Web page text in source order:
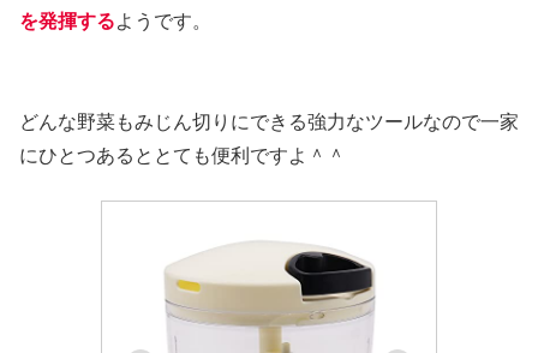
を発揮するようです。
どんな野菜もみじん切りにできる強力なツールなので一家
にひとつあるととても便利ですよ＾＾